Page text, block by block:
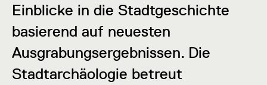
Einblicke in die Stadtgeschichte
basierend auf neuesten
Ausgrabungsergebnissen. Die
Stadtarchäologie betreut